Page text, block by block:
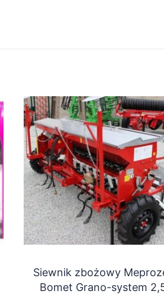
Siewnik zbożowy
Bomet Grano-system